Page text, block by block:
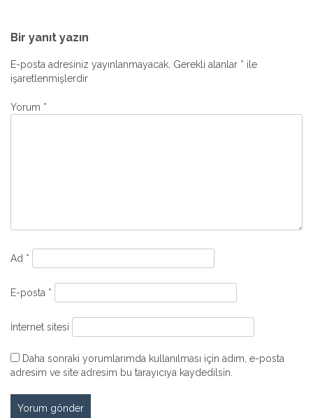
gezinmesi
Bir yanıt yazın
E-posta adresiniz yayınlanmayacak. Gerekli alanlar * ile
işaretlenmişlerdir
Yorum *
Ad *
E-posta *
İnternet sitesi
Daha sonraki yorumlarımda kullanılması için adım, e-posta
adresim ve site adresim bu tarayıcıya kaydedilsin.